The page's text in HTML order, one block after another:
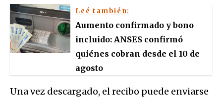
Leé también:
Aumento confirmado y bono
incluido: ANSES confirmó
quiénes cobran desde el 10 de
agosto
Una vez descargado, el recibo puede enviarse